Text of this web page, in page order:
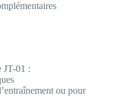
JT-01 :
ou pour